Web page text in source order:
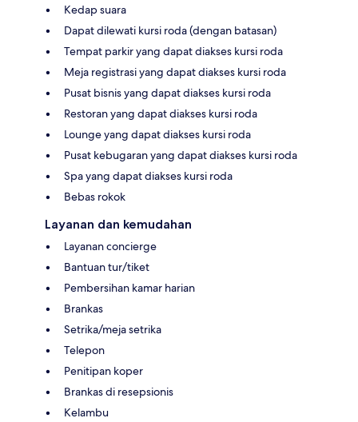
Kedap suara
Dapat dilewati kursi roda (dengan batasan)
Tempat parkir yang dapat diakses kursi roda
Meja registrasi yang dapat diakses kursi roda
Pusat bisnis yang dapat diakses kursi roda
Restoran yang dapat diakses kursi roda
Lounge yang dapat diakses kursi roda
Pusat kebugaran yang dapat diakses kursi roda
Spa yang dapat diakses kursi roda
Bebas rokok
Layanan dan kemudahan
Layanan concierge
Bantuan tur/tiket
Pembersihan kamar harian
Brankas
Setrika/meja setrika
Telepon
Penitipan koper
Brankas di resepsionis
Kelambu